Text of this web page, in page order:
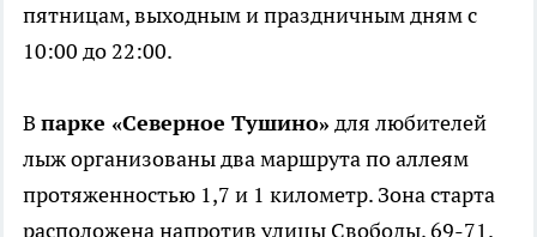
пятницам, выходным и праздничным дням с
10:00 до 22:00.
В парке «Северное Тушино» для любителей
лыж организованы два маршрута по аллеям
протяженностью 1,7 и 1 километр. Зона старта
расположена напротив улицы Свободы, 69-71.